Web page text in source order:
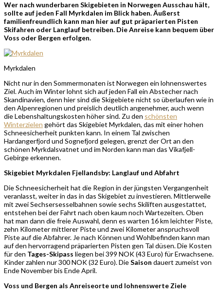
Wer nach wunderbaren Skigebieten in Norwegen Ausschau hält,
sollte auf jeden Fall Myrkdalen im Blick haben. Äußerst
familienfreundlich kann man hier auf gut präparierten Pisten
Skifahren oder Langlauf betreiben. Die Anreise kann bequem über
Voss oder Bergen erfolgen.
Myrkdalen
Nicht nur in den Sommermonaten ist Norwegen ein lohnenswertes
Ziel. Auch im Winter lohnt sich auf jeden Fall ein Abstecher nach
Skandinavien, denn hier sind die Skigebiete nicht so überlaufen wie in
den Alpenregionen und preislich deutlich angenehmer, auch wenn
die Lebenshaltungskosten höher sind. Zu den schönsten
Winterzielen gehört das Skigebiet Myrkdalen, das mit einer hohen
Schneesicherheit punkten kann. In einem Tal zwischen
Hardangerfjord und Sognefjord gelegen, grenzt der Ort an den
schönen Myrkdalsvatnet und im Norden kann man das Vikafjell-
Gebirge erkennen.
Skigebiet Myrkdalen Fjellandsby: Langlauf und Abfahrt
Die Schneesicherheit hat die Region in der jüngsten Vergangenheit
veranlasst, weiter in das in das Skigebiet zu investieren. Mittlerweile
mit zwei Sechsersesselbahnen sowie sechs Skiliften ausgestattet,
entstehen bei der Fahrt nach oben kaum noch Wartezeiten. Oben
hat man dann die freie Auswahl, denn es warten 16 km leichter Piste,
zehn Kilometer mittlerer Piste und zwei Kilometer anspruchsvoll
Piste auf die Abfahrer. Je nach Können und Wohlbefinden kann man
auf den hervorragend präparierten Pisten gen Tal düsen. Die Kosten
für den Tages-Skipass liegen bei 399 NOK (43 Euro) für Erwachsene.
Kinder zahlen nur 300 NOK (32 Euro). DieSaison dauert zumeist von
Ende November bis Ende April.
Voss und Bergen als Anreiseorte und lohnenswerte Ziele